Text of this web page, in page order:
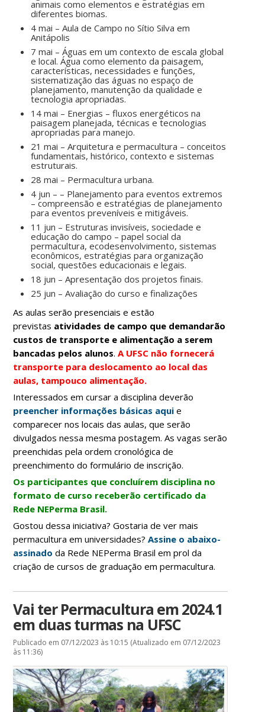
animais como elementos e estratégias em
diferentes biomas.
4 mai – Aula de Campo no Sítio Silva em
Anitápolis
7 mai – Águas em um contexto de escala global
e local. Água como elemento da paisagem,
características, necessidades e funções,
sistematização das águas no espaço de
planejamento, manutenção da qualidade e
tecnologia apropriadas.
14 mai – Energias – fluxos energéticos na
paisagem planejada, técnicas e tecnologias
apropriadas para manejo.
21 mai – Arquitetura e permacultura – conceitos
fundamentais, histórico, contexto e sistemas
estruturais.
28 mai – Permacultura urbana.
4 jun – – Planejamento para eventos extremos
– compreensão e estratégias de planejamento
para eventos preveníveis e mitigáveis.
11 jun – Estruturas invisíveis, sociedade e
educação do campo – papel social da
permacultura, ecodesenvolvimento, sistemas
econômicos, estratégias para organização
social, questões educacionais e legais.
18 jun – Apresentação dos projetos finais.
25 jun – Avaliação do curso e finalizações
As aulas serão presenciais e estão
previstas atividades de campo que demandarão
custos de transporte e alimentação a serem
bancadas pelos alunos.A UFSC não fornecerá
transporte para deslocamento ao local das
aulas, tampouco alimentação.
Interessados em cursar a disciplina deverão
preencher informações básicas aqui e
comparecer nos locais das aulas, que serão
divulgados nessa mesma postagem. As vagas serão
preenchidas pela ordem cronológica de
preenchimento do formulário de inscrição.
Os participantes que concluírem disciplina no
formato de curso receberão certificado da
Rede NEPerma Brasil.
Gostou dessa iniciativa? Gostaria de ver mais
permacultura em universidades?Assine o abaixo-
assinado da Rede NEPerma Brasil em prol da
criação de cursos de graduação em permacultura.
Vai ter Permacultura em 2024.1
em duas turmas na UFSC
Publicado em 07/12/2023 às 10:15 (Atualizado em 07/12/2023
às 11:36)